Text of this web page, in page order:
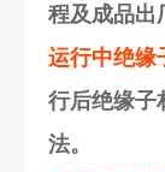
程及成品出
运行中绝缘
行后绝缘子
法。